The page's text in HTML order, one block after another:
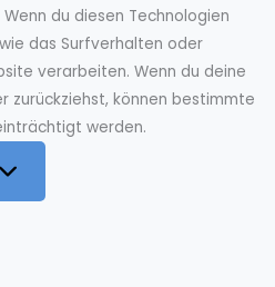
du diesen Technologien
das Surfverhalten oder
verarbeiten. Wenn du deine
zurückziehst, können bestimmte
werden.